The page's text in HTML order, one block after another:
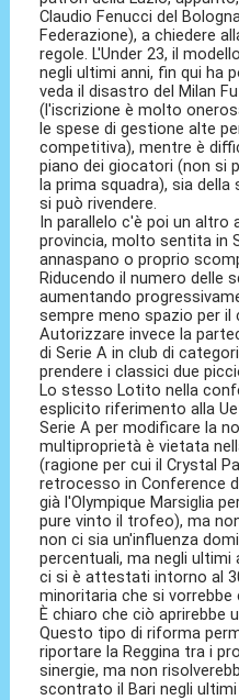
Claudio Fenucci del
Federazione), a chiedere
regole. L'Under 23, il
negli ultimi anni, fin qui ha
veda il disastro del Milan
(l'iscrizione è molto
le spese di gestione alte
competitiva), mentre è
piano dei giocatori (non si
la prima squadra), sia
si può rivendere.
In parallelo c'è poi un altro
provincia, molto sentita in
annaspano o proprio
Riducendo il numero delle
aumentando
sempre meno spazio per il
Autorizzare invece la
di Serie A in club di
prendere i classici due
Lo stesso Lotito nella
esplicito riferimento alla
Serie A per modificare la
multiproprietà è vietata
(ragione per cui il Crystal
retrocesso in Conference
già l'Olympique Marsiglia
pure vinto il trofeo), ma
non ci sia un'influenza
percentuali, ma negli
ci si è attestati intorno al
minoritaria che si vorrebbe
È chiaro che ciò aprirebbe
Questo tipo di riforma
riportare la Reggina tra i
sinergie, ma non
scontrato il Bari negli